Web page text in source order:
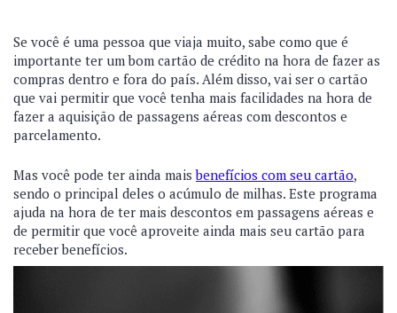
Se você é uma pessoa que viaja muito, sabe como que é
importante ter um bom cartão de crédito na hora de fazer as
compras dentro e fora do país. Além disso, vai ser o cartão
que vai permitir que você tenha mais facilidades na hora de
fazer a aquisição de passagens aéreas com descontos e
parcelamento.
Mas você pode ter ainda maisbenefícios com seu cartão,
sendo o principal deles o acúmulo de milhas. Este programa
ajuda na hora de ter mais descontos em passagens aéreas e
de permitir que você aproveite ainda mais seu cartão para
receber benefícios.